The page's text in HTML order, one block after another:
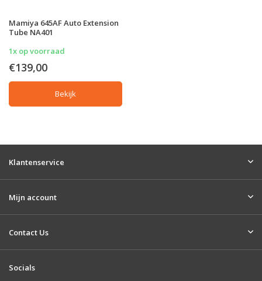
Mamiya 645AF Auto Extension
Tube NA401
1x op voorraad
€139,00
Bekijk
Klantenservice
Mijn account
Contact Us
Socials